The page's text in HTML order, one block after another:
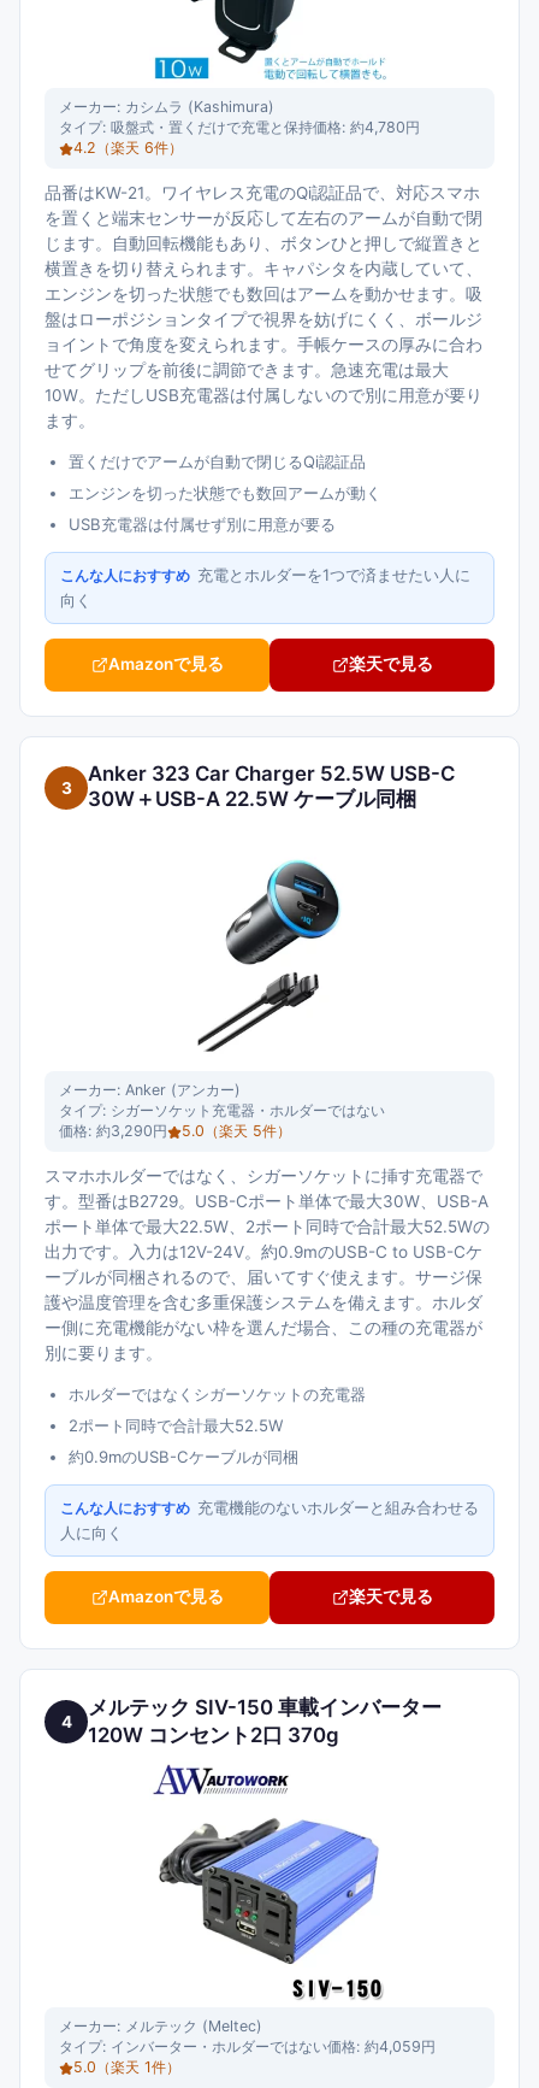
メーカー: カシムラ (Kashimura)
タイプ: 吸盤式・置くだけで充電と保持価格: 約4,780円
4.2 （楽天 6件）
品番はKW-21。ワイヤレス充電のQi認証品で、対応スマホ
を置くと端末センサーが反応して左右のアームが自動で閉
じます。自動回転機能もあり、ボタンひと押しで縦置きと
横置きを切り替えられます。キャパシタを内蔵していて、
エンジンを切った状態でも数回はアームを動かせます。吸
盤はローポジションタイプで視界を妨げにくく、ボールジ
ョイントで角度を変えられます。手帳ケースの厚みに合わ
せてグリップを前後に調節できます。急速充電は最大
10W。ただしUSB充電器は付属しないので別に用意が要り
ます。
置くだけでアームが自動で閉じるQi認証品
エンジンを切った状態でも数回アームが動く
USB充電器は付属せず別に用意が要る
こんな人におすすめ 充電とホルダーを1つで済ませたい人に
向く
Amazonで見る 楽天で見る
3
Anker 323 Car Charger 52.5W USB-C
30W＋USB-A 22.5W ケーブル同梱
メーカー: Anker (アンカー)
タイプ: シガーソケット充電器・ホルダーではない
価格: 約3,290円 5.0 （楽天 5件）
スマホホルダーではなく、シガーソケットに挿す充電器で
す。型番はB2729。USB-Cポート単体で最大30W、USB-A
ポート単体で最大22.5W、2ポート同時で合計最大52.5Wの
出力です。入力は12V-24V。約0.9mのUSB-C to USB-Cケ
ーブルが同梱されるので、届いてすぐ使えます。サージ保
護や温度管理を含む多重保護システムを備えます。ホルダ
ー側に充電機能がない枠を選んだ場合、この種の充電器が
別に要ります。
ホルダーではなくシガーソケットの充電器
2ポート同時で合計最大52.5W
約0.9mのUSB-Cケーブルが同梱
こんな人におすすめ 充電機能のないホルダーと組み合わせる
人に向く
Amazonで見る 楽天で見る
4
メルテック SIV-150 車載インバーター
120W コンセント2口 370g
メーカー: メルテック (Meltec)
タイプ: インバーター・ホルダーではない価格: 約4,059円
5.0 （楽天 1件）